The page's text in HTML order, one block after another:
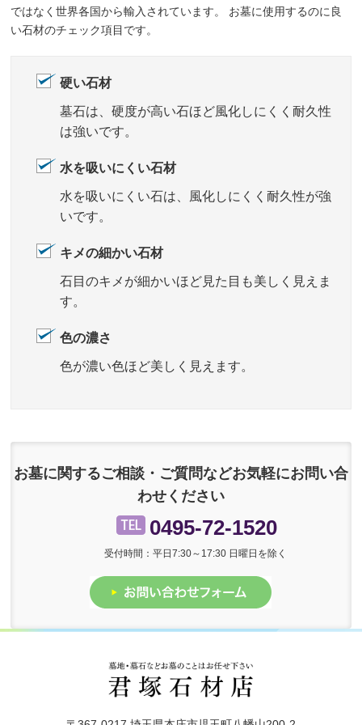
ではなく世界各国から輸入されています。 お墓に使用するのに良
い石材のチェック項目です。
硬い石材
墓石は、硬度が高い石ほど風化しにくく耐久性
は強いです。
水を吸いにくい石材
水を吸いにくい石は、風化しにくく耐久性が強
いです。
キメの細かい石材
石目のキメが細かいほど見た目も美しく見えま
す。
色の濃さ
色が濃い色ほど美しく見えます。
お墓に関するご相談・ご質問などお気軽にお問い合
わせください
0495-72-1520
受付時間：平日7:30～17:30 日曜日を除く